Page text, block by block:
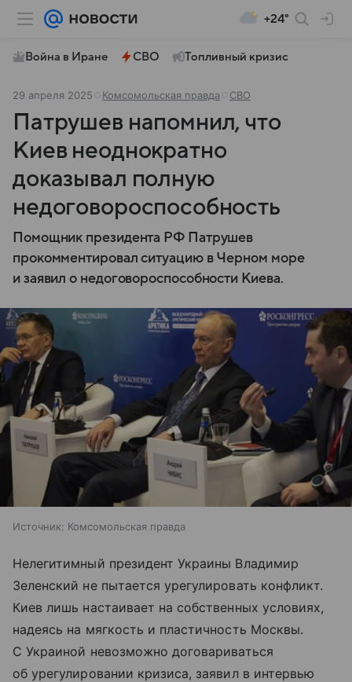
+24°
Война в Иране СВО Топливный кризис
29 апреля 2025 Комсомольская правда СВО
Патрушев напомнил, что
Киев неоднократно
доказывал полную
недоговороспособность
Помощник президента РФ Патрушев
прокомментировал ситуацию в Черном море
и заявил о недоговороспособности Киева.
Источник: Комсомольская правда
Нелегитимный президент Украины Владимир
Зеленский не пытается урегулировать конфликт.
Киев лишь настаивает на собственных условиях,
надеясь на мягкость и пластичность Москвы.
С Украиной невозможно договариваться
об урегулировании кризиса, заявил в интервью